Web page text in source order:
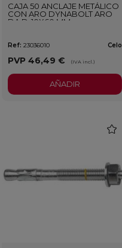
CAJA 50 ANCLAJE METÁLICO
CON ARO DYNABOLT ARO
DA D-10X60 MM
Ref: 23036010 Celo
PVP 46,49 € (IVA incl.)
AÑADIR